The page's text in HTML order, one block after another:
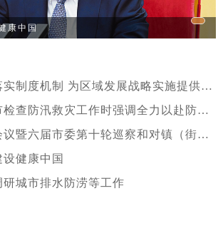
康中国
域发展战略实施提供有力保障——论认真学习贯彻省委十四届十次全会精神
作时强调全力以赴防大汛抢大险救大灾 切实保障人民群众生命财产安全
第十轮巡察和对镇（街道）村（社区）提级巡察动员部署会召开
健康中国
城市排水防涝等工作